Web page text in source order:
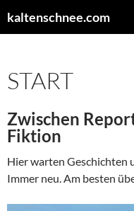
Inhalt
kaltenschnee.com
START
Zwischen
Fiktion
Hier warten Geschichten
Immer neu. Am besten